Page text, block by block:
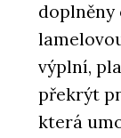
doplněny
výplní,
překrýt
která